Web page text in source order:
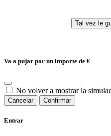
Va a pujar por un importe de €
No volver a mostrar la
Cancelar Confirmar
Entrar